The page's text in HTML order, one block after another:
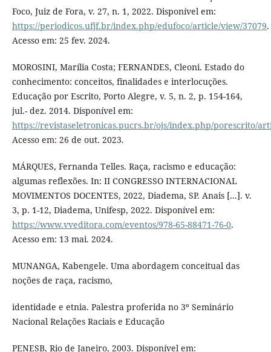
Foco, Juiz de Fora, v. 27, n. 1, 2022. Disponível em:
https://periodicos.ufjf.br/index.php/edufoco/article/view/37079.
Acesso em: 25 fev. 2024.
MOROSINI, Marília Costa; FERNANDES, Cleoni. Estado do
conhecimento: conceitos, finalidades e interlocuções.
Educação por Escrito, Porto Alegre, v. 5, n. 2, p. 154-164,
jul.- dez. 2014. Disponível em:
https://revistaseletronicas.pucrs.br/ojs/index.php/porescrito/
Acesso em: 26 de out. 2023.
MÁRQUES, Fernanda Telles. Raça, racismo e educação:
algumas reflexões. In: II CONGRESSO INTERNACIONAL
MOVIMENTOS DOCENTES, 2022, Diadema, SP. Anais [...]. v.
3, p. 1-12, Diadema, Unifesp, 2022. Disponível em:
https://www.vveditora.com/eventos/978-65-88471-76-0.
Acesso em: 13 mai. 2024.
MUNANGA, Kabengele. Uma abordagem conceitual das
noções de raça, racismo,
identidade e etnia. Palestra proferida no 3º Seminário
Nacional Relações Raciais e Educação
PENESB, Rio de Janeiro, 2003. Disponível em: